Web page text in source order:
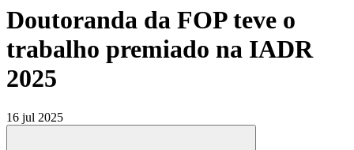
Doutoranda da FOP teve o
trabalho premiado na IADR
2025
16 jul 2025